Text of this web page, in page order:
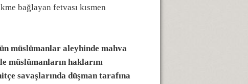
bağlayan fetvası kısmen
müslümanlar aleyhinde mahva
müslümanların haklarını
savaşlarında düşman tarafına